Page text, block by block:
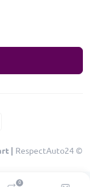
0
| RespectAuto24 ©